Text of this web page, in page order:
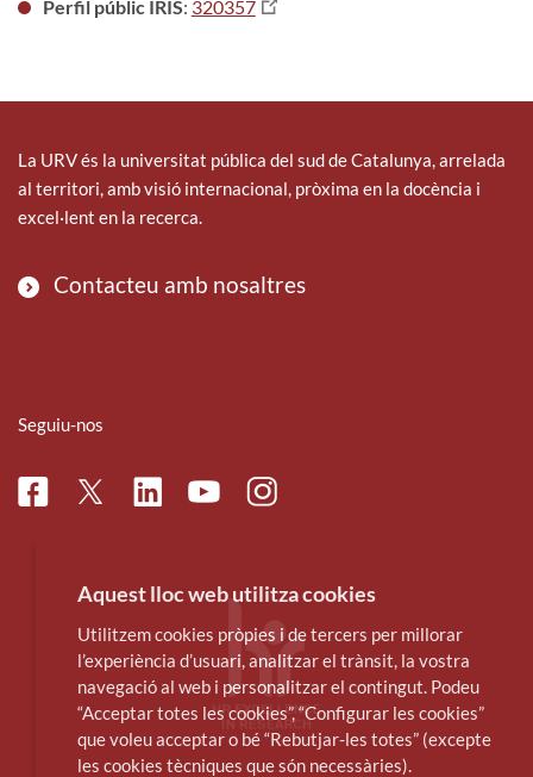
Perfil públic IRIS: 320357
La URV és la universitat pública del sud de Catalunya, arrelada
al territori, amb visió internacional, pròxima en la docència i
excel·lent en la recerca.
Contacteu amb nosaltres
Seguiu-nos
FacebookTwitterLinkedinYoutubeInstagram
Aquest lloc web utilitza cookies
Utilitzem cookies pròpies i de tercers per millorar
l’experiència d’usuari, analitzar el trànsit, la vostra
navegació al web i personalitzar el contingut. Podeu
“Acceptar totes les cookies”, “Configurar les cookies”
que voleu acceptar o bé “Rebutjar-les totes” (excepte
les cookies tècniques que són necessàries).